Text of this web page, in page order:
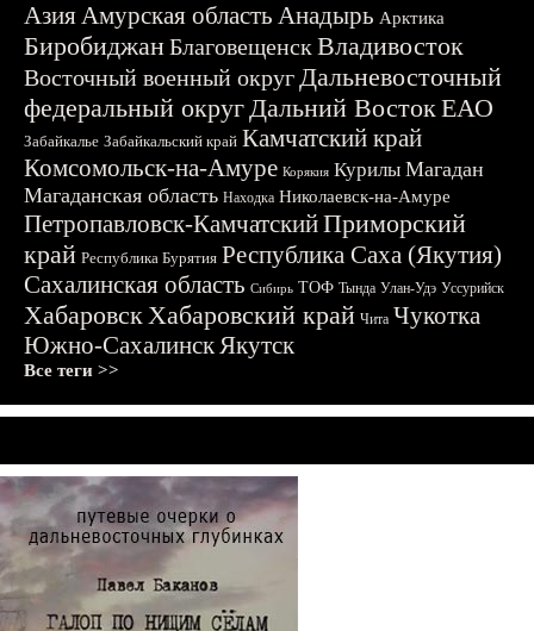
АзияАмурская область Анадырь Арктика
БиробиджанБлаговещенскВладивосток
Восточный военный округДальневосточный
федеральный округДальний ВостокЕАО
Забайкалье Забайкальский край Камчатский край
Комсомольск-на-Амуре Корякия Курилы Магадан
Магаданская область Находка Николаевск-на-Амуре
Петропавловск-КамчатскийПриморский
край Республика Бурятия Республика Саха (Якутия)
Сахалинская область Сибирь ТОФ Тында Улан-Удэ Уссурийск
ХабаровскХабаровский край Чита Чукотка
Южно-СахалинскЯкутск
Все теги >>